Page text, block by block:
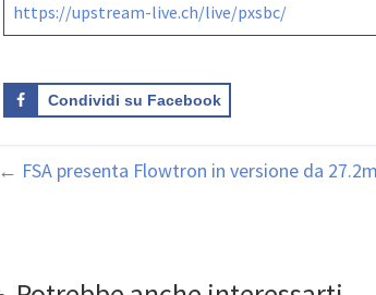
https://upstream-live.ch/live/pxsbc/
Condividi su Facebook
← FSA presenta Flowtron in versione da